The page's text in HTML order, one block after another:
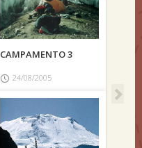
CAMPAMENTO 3
24/08/2005